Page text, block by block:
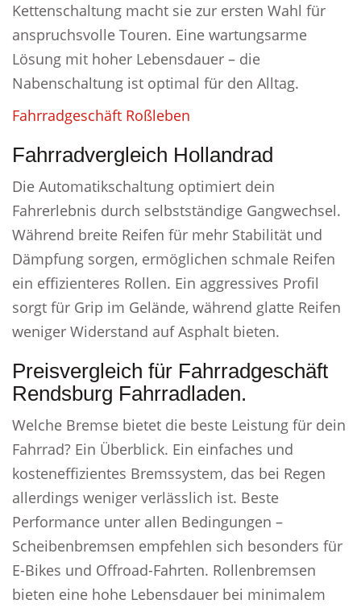
Kettenschaltung macht sie zur ersten Wahl für
anspruchsvolle Touren. Eine wartungsarme
Lösung mit hoher Lebensdauer – die
Nabenschaltung ist optimal für den Alltag.
Fahrradgeschäft Roßleben
Fahrradvergleich Hollandrad
Die Automatikschaltung optimiert dein
Fahrerlebnis durch selbstständige Gangwechsel.
Während breite Reifen für mehr Stabilität und
Dämpfung sorgen, ermöglichen schmale Reifen
ein effizienteres Rollen. Ein aggressives Profil
sorgt für Grip im Gelände, während glatte Reifen
weniger Widerstand auf Asphalt bieten.
Preisvergleich für Fahrradgeschäft
Rendsburg Fahrradladen.
Welche Bremse bietet die beste Leistung für dein
Fahrrad? Ein Überblick. Ein einfaches und
kosteneffizientes Bremssystem, das bei Regen
allerdings weniger verlässlich ist. Beste
Performance unter allen Bedingungen –
Scheibenbremsen empfehlen sich besonders für
E-Bikes und Offroad-Fahrten. Rollenbremsen
bieten eine hohe Lebensdauer bei minimalem